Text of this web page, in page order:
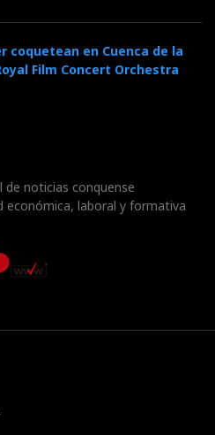
coquetean en Cuenca de la
Film Concert Orchestra
de noticias conquense
económica, laboral y formativa